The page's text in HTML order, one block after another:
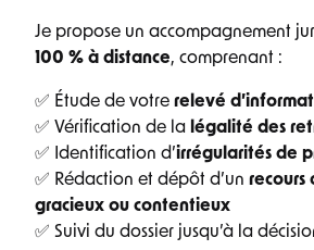
Je propose un accompagnement
100 % à distance, comprenant :
✅ Étude de votre relevé
✅ Vérification de la légalité des
✅ Identification d’irrégularités de
✅ Rédaction et dépôt d’un recours
gracieux ou contentieux
✅ Suivi du dossier jusqu’à la